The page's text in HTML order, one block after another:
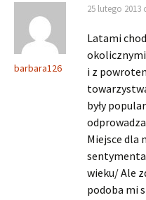
barbara126
25 lutego 2013
Latami
okolicznymi
i z
były
Miejsce dla
wieku/ Ale
podoba mi